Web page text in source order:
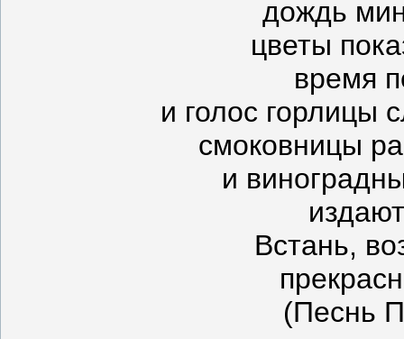
дождь
цветы
время
и голос горлицы
смоковницы
и
Встань,
(Песнь